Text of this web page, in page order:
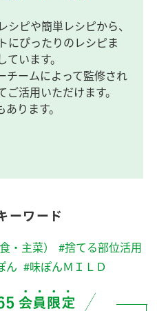
シピや簡単レシピから、
にぴったりのレシピま
います。
チームによって監修され
活用いただけます。
ります。
ーワード
・主菜）
#捨てる部位活用
ん #味ぽんＭＩＬＤ